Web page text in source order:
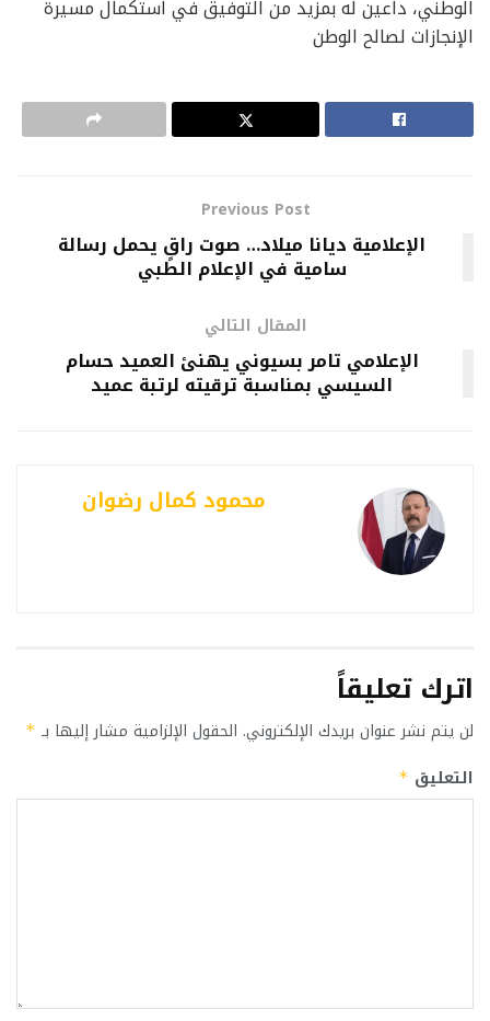
الوطني، داعين له بمزيد من التوفيق في استكمال مسيرة
الإنجازات لصالح الوطن
Previous Post
الإعلامية ديانا ميلاد… صوت راقٍ يحمل رسالة
سامية في الإعلام الطبي
المقال التالي
الإعلامي تامر بسيوني يهنئ العميد حسام
السيسي بمناسبة ترقيته لرتبة عميد
محمود كمال رضوان
اترك تعليقاً
لن يتم نشر عنوان بريدك الإلكتروني. الحقول الإلزامية مشار إليها بـ *
التعليق *